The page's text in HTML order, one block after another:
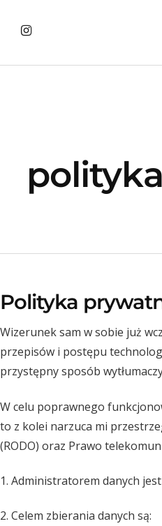
Polityka
Wizerunek sam w sobie już
przepisów i postępu
przystępny sposób
W celu poprawnego
to z kolei narzuca mi
(RODO) oraz Prawo
1. Administratorem danych
2. Celem zbierania danych są: